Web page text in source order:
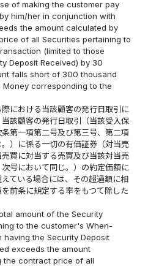
of making the customer pay
him/her in conjunction with
the amount calculated by
of all Securities pertaining to
(limited to those
Deposit Received) by 30
falls short of 300 thousand
corresponding to the
における当該顧客の発行日取引に
該顧客の発行日取引（当該受入保
第一項第二号及び第三号、第二項
）に係る一切の有価証券（対当売
買に対当する売買及び当該対当売
号において同じ。）の約定価額に
ている場合には、その超過額に相
前条に規定する率をもつて除した
amount of the Security
to the customer's When-
the Security Deposit
exceeds the amount
the contract price of all